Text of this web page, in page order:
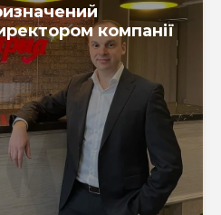
компанії